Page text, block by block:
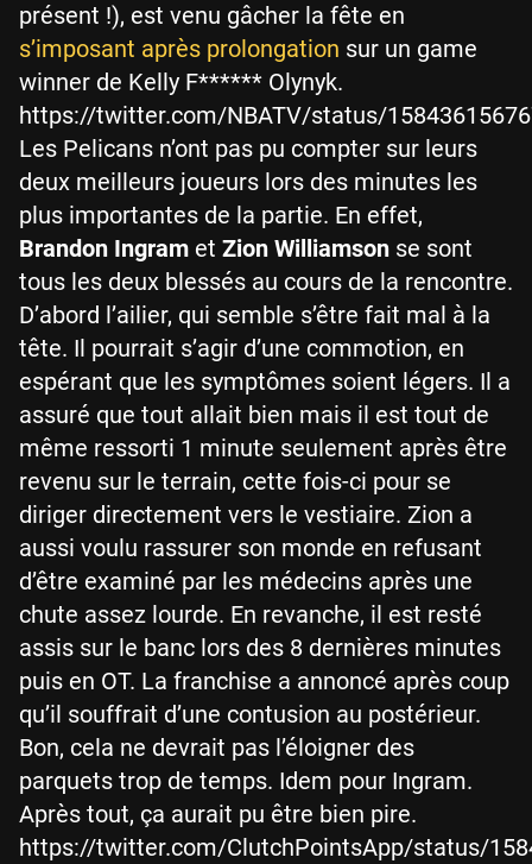
présent !), est venu gâcher la fête en
s’imposant après prolongation sur un game
winner de Kelly F****** Olynyk.
https://twitter.com/NBATV/status/
Les Pelicans n’ont pas pu compter sur leurs
deux meilleurs joueurs lors des minutes les
plus importantes de la partie. En effet,
Brandon Ingram et Zion Williamson se sont
tous les deux blessés au cours de la rencontre.
D’abord l’ailier, qui semble s’être fait mal à la
tête. Il pourrait s’agir d’une commotion, en
espérant que les symptômes soient légers. Il a
assuré que tout allait bien mais il est tout de
même ressorti 1 minute seulement après être
revenu sur le terrain, cette fois-ci pour se
diriger directement vers le vestiaire. Zion a
aussi voulu rassurer son monde en refusant
d’être examiné par les médecins après une
chute assez lourde. En revanche, il est resté
assis sur le banc lors des 8 dernières minutes
puis en OT. La franchise a annoncé après coup
qu’il souffrait d’une contusion au postérieur.
Bon, cela ne devrait pas l’éloigner des
parquets trop de temps. Idem pour Ingram.
Après tout, ça aurait pu être bien pire.
https://twitter.com/ClutchPointsApp/status/